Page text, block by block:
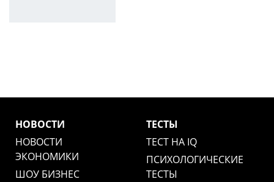
НОВОСТИ
НОВОСТИ
ЭКОНОМИКИ
ШОУ БИЗНЕС
ТЕСТЫ
ТЕСТ НА IQ
ПСИХОЛОГИЧЕСКИЕ
ТЕСТЫ